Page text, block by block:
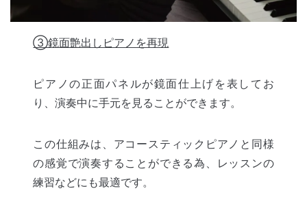
③鏡面艶出しピアノを再現
ピアノの正面パネルが鏡面仕上げを表してお
り、演奏中に手元を見ることができます。
この仕組みは、アコースティックピアノと同様
の感覚で演奏することができる為、レッスンの
練習などにも最適です。